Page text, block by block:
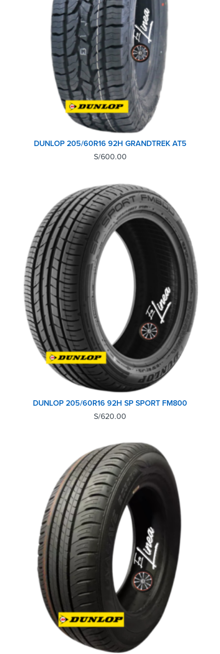
DUNLOP 205/60R16 92H GRANDTREK AT5
S/600.00
DUNLOP 205/60R16 92H SP SPORT FM800
S/620.00